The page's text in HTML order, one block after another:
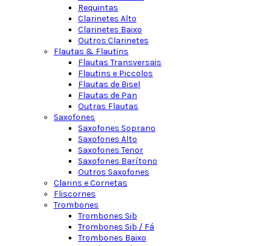
Requintas
Clarinetes Alto
Clarinetes Baixo
Outros Clarinetes
Flautas & Flautins
Flautas Transversais
Flautins e Piccolos
Flautas de Bisel
Flautas de Pan
Outras Flautas
Saxofones
Saxofones Soprano
Saxofones Alto
Saxofones Tenor
Saxofones Barítono
Outros Saxofones
Clarins e Cornetas
Fliscornes
Trombones
Trombones Sib
Trombones Sib / Fá
Trombones Baixo